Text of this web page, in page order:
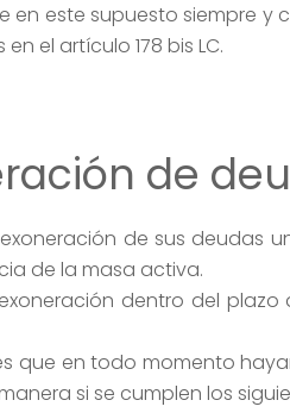
en este supuesto siempre y
el artículo 178 bis LC.
de
de sus deudas
de la masa activa.
dentro del
que en todo momento
si se cumplen los